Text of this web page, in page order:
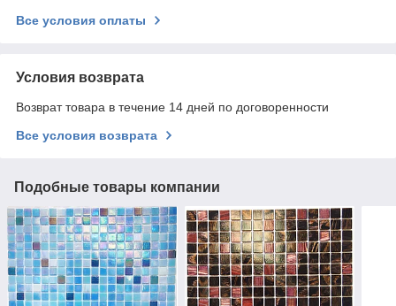
Все условия оплаты
Условия возврата
Возврат товара в течение 14 дней по договоренности
Все условия возврата
Подобные товары компании